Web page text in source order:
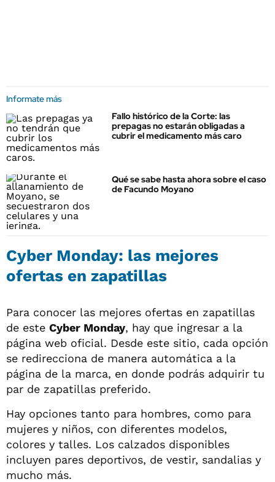
Informate más
Fallo histórico de la Corte: las
prepagas no estarán obligadas a
cubrir el medicamento más caro
Qué se sabe hasta ahora sobre el caso
de Facundo Moyano
Cyber Monday: las mejores
ofertas en zapatillas
Para conocer las mejores ofertas en zapatillas
de este Cyber Monday, hay que ingresar a la
página web oficial. Desde este sitio, cada opción
se redirecciona de manera automática a la
página de la marca, en donde podrás adquirir tu
par de zapatillas preferido.
Hay opciones tanto para hombres, como para
mujeres y niños, con diferentes modelos,
colores y talles. Los calzados disponibles
incluyen pares deportivos, de vestir, sandalias y
mucho más.